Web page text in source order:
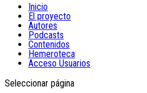
Inicio
El proyecto
Autores
Podcasts
Contenidos
Hemeroteca
Acceso Usuarios
Seleccionar página